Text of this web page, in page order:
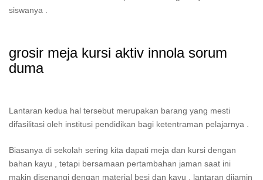
siswanya .
grosir meja kursi aktiv innola sorum
duma
Lantaran kedua hal tersebut merupakan barang yang mesti
difasilitasi oleh institusi pendidikan bagi ketentraman pelajarnya .
Biasanya di sekolah sering kita dapati meja dan kursi dengan
bahan kayu , tetapi bersamaan pertambahan jaman saat ini
makin disenangi dengan material besi dan kayu , lantaran dijamin